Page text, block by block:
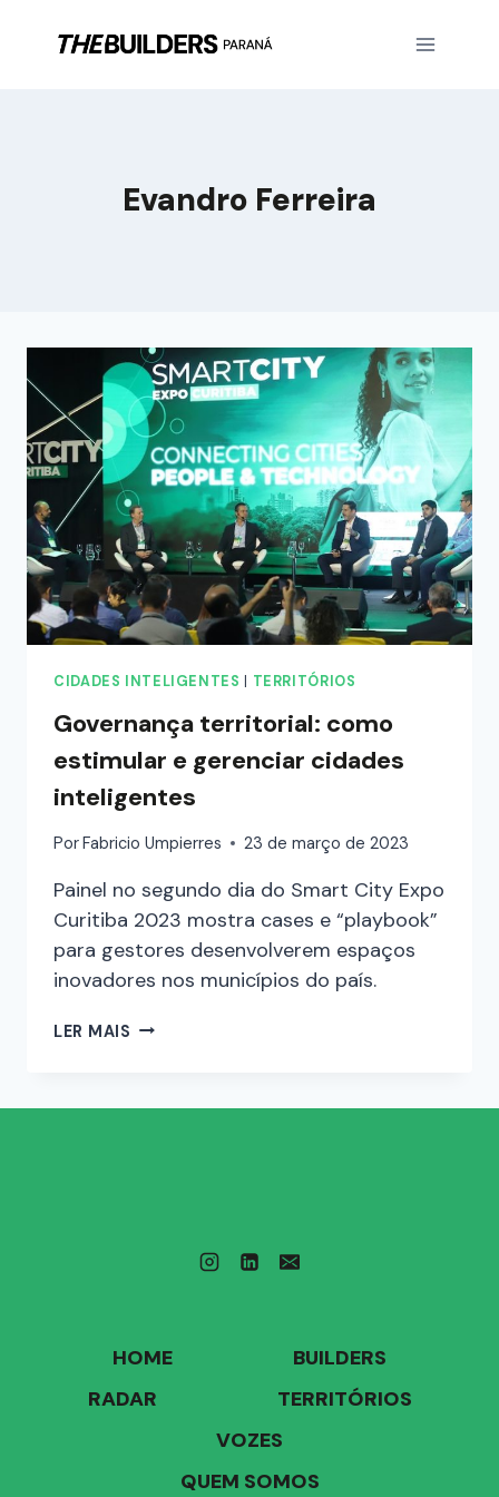
Evandro Ferreira
CIDADES INTELIGENTES TERRITÓRIOS
Governança territorial: como
estimular e gerenciar cidades
inteligentes
PorFabricio Umpierres 23 de março de 2023
Painel no segundo dia do Smart City Expo
Curitiba 2023 mostra cases e “playbook”
para gestores desenvolverem espaços
inovadores nos municípios do país.
LER MAIS
HOME
BUILDERS
RADAR
TERRITÓRIOS
VOZES
QUEM SOMOS